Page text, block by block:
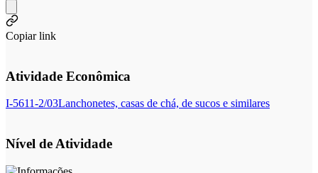
Copiar link
Atividade Econômica
I-5611-2/03Lanchonetes, casas de chá, de sucos e similares
Nível de Atividade